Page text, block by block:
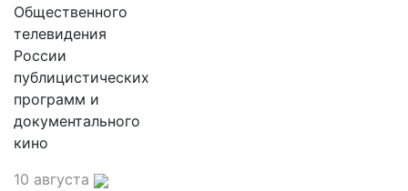
Общественного
телевидения
России
публицистических
программ и
документального
кино
10 августа